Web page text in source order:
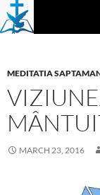
Skip
to
Search
MEDITATIA
MARCH 23, 2016